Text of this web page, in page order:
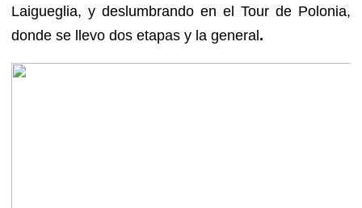
Laigueglia, y deslumbrando en el Tour de Polonia,
donde se llevo dos etapas y la general.